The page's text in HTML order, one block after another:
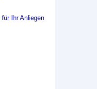
Ihr Anliegen